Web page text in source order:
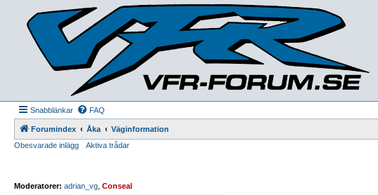
Snabblänkar FAQ
Forumindex Åka
Väginformation
Obesvarade inlägg
Aktiva trådar
Moderatorer: adrian_vg Conseal